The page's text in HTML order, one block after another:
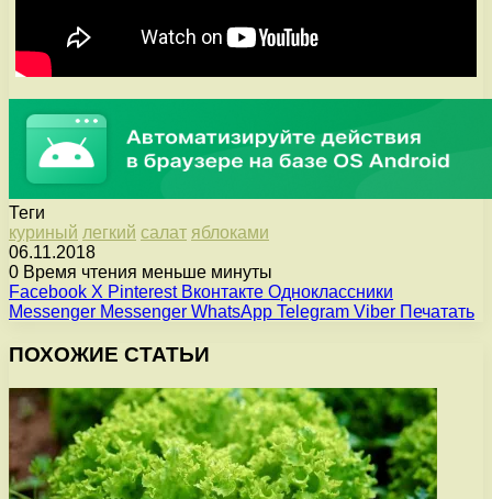
Теги
куриный легкий салат яблоками
06.11.2018
0 Время чтения меньше минуты
Facebook X Pinterest Вконтакте Одноклассники
Messenger Messenger WhatsApp Telegram Viber Печатать
ПОХОЖИЕ СТАТЬИ